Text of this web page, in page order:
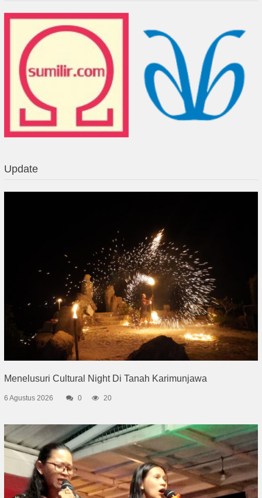
Update
Menelusuri Cultural Night Di Tanah Karimunjawa
6 Agustus 2026 0 20